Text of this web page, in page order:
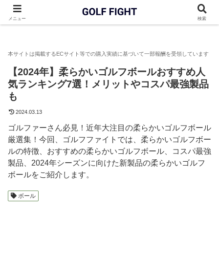
ゴルフボール 【2024年】柔らかいゴルフボール
【2024年】柔らかいゴルフボールおすすめ人
気ランキング7選！メリットやコスパ最強製品
も
2024.03.13
ゴルファーさん必見！近年大注目の柔らかいゴルフボール
厳選集！今回、ゴルフファイトでは、柔らかいゴルフボー
ルの特徴、おすすめの柔らかいゴルフボール、コスパ最強
製品、2024年シーズンに向けた新製品の柔らかいゴルフ
ボールをご紹介します。
ボール
メニュー 検索